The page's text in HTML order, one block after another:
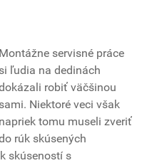
Montážne servisné práce
si ľudia na dedinách
robiť väčšinou
sami. Niektoré veci však
napriek tomu museli zveriť
rúk skúsených
skúseností s